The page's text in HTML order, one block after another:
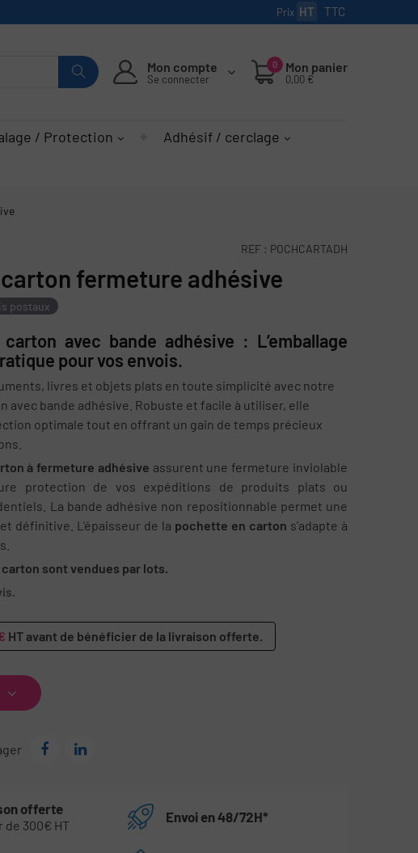
Prix HT TTC
Mon compte
Se connecter
0 Mon panier
0,00 €
/ Protection
Adhésif / cerclage
REF : POCHCARTADH
fermeture adhésive
postaux
avec bande adhésive : L’emballage
pour vos envois.
livres et objets plats en toute simplicité avec notre
avec bande adhésive. Robuste et facile à utiliser, elle
optimale tout en offrant un gain de temps précieux
à fermeture adhésive assurent une fermeture inviolable
protection de vos expéditions de produits plats ou
La bande adhésive non repositionnable permet une
définitive. L'épaisseur de la pochette en carton s'adapte à
sont vendues par lots.
HT avant de bénéficier de la livraison offerte.
offerte
de 300€ HT
Envoi en 48/72H*